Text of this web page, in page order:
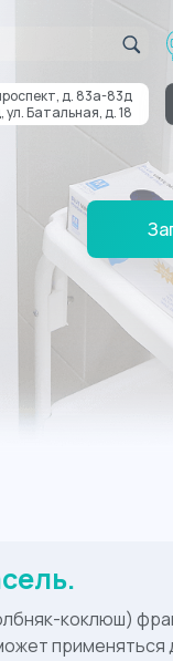
д. 83а-83д
ул. Батальная, д. 18
коклюш)
применяться